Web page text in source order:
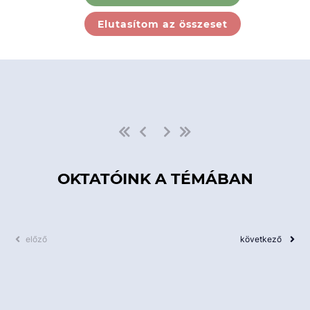
Elutasítom az összeset
Ebben a kategóriában nincs
elérhető kurzus!
OKTATÓINK A TÉMÁBAN
előző következő